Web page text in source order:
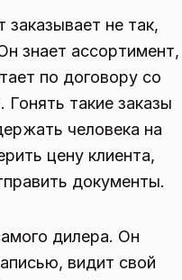
не так,
знает ассортимент,
по договору со
такие заказы
человека на
цену клиента,
документы.
дилера. Он
видит свой